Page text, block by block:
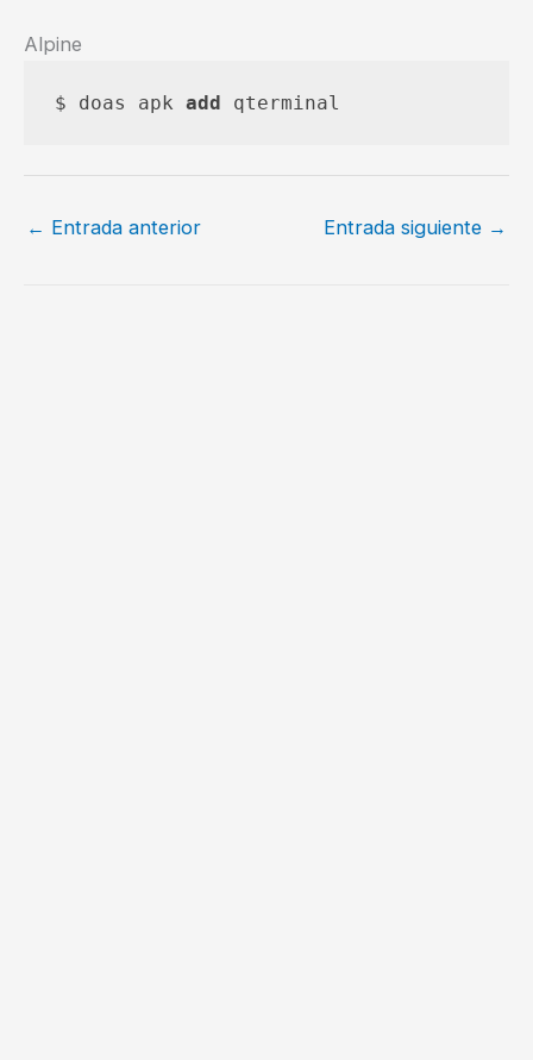
Alpine
$ doas apk add qterminal
← Entrada anterior Entrada siguiente →